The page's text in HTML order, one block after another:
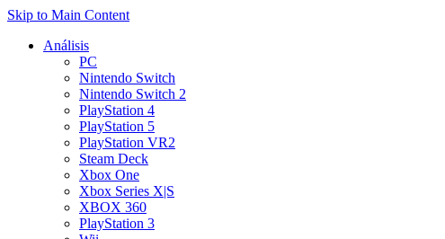
Skip to Main Content
Análisis
PC
Nintendo Switch
Nintendo Switch 2
PlayStation 4
PlayStation 5
PlayStation VR2
Steam Deck
Xbox One
Xbox Series X|S
XBOX 360
PlayStation 3